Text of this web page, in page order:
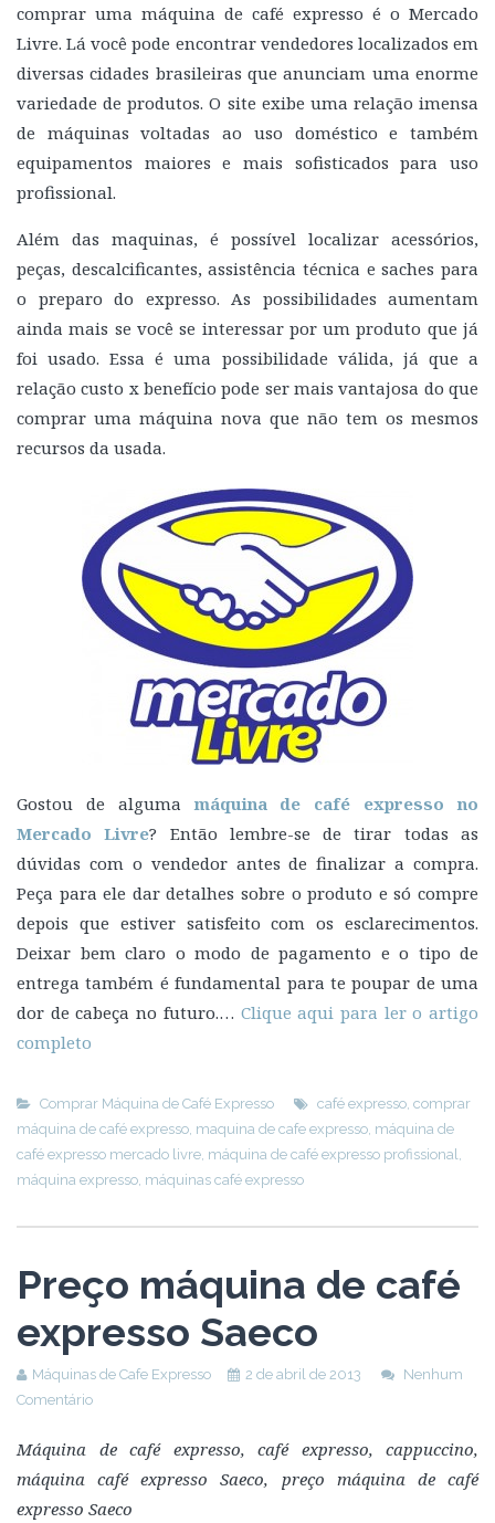
comprar uma máquina de café expresso é o Mercado
Livre. Lá você pode encontrar vendedores localizados em
diversas cidades brasileiras que anunciam uma enorme
variedade de produtos. O site exibe uma relação imensa
de máquinas voltadas ao uso doméstico e também
equipamentos maiores e mais sofisticados para uso
profissional.
Além das maquinas, é possível localizar acessórios,
peças, descalcificantes, assistência técnica e saches para
o preparo do expresso. As possibilidades aumentam
ainda mais se você se interessar por um produto que já
foi usado. Essa é uma possibilidade válida, já que a
relação custo x benefício pode ser mais vantajosa do que
comprar uma máquina nova que não tem os mesmos
recursos da usada.
Gostou de algumamáquina de café expresso no
Mercado Livre? Então lembre-se de tirar todas as
dúvidas com o vendedor antes de finalizar a compra.
Peça para ele dar detalhes sobre o produto e só compre
depois que estiver satisfeito com os esclarecimentos.
Deixar bem claro o modo de pagamento e o tipo de
entrega também é fundamental para te poupar de uma
dor de cabeça no futuro.… Clique aqui para ler o artigo
completo
Comprar Máquina de Café Expresso café expresso, comprar
máquina de café expresso, maquina de cafe expresso, máquina de
café expresso mercado livre, máquina de café expresso profissional,
máquina expresso, máquinas café expresso
Preço máquina de café
expresso Saeco
Máquinas de Cafe Expresso 2 de abril de 2013
Nenhum
Comentário
Máquina de café expresso, café expresso, cappuccino,
máquina café expresso Saeco, preço máquina de café
expresso Saeco